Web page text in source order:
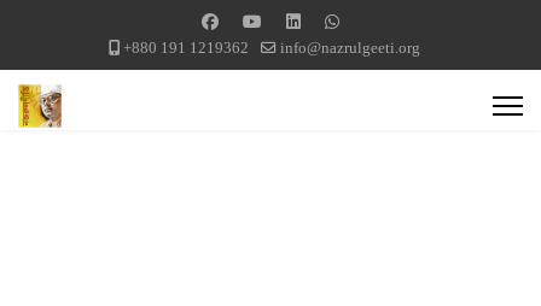
+880 191 1219362 info@nazrulgeeti.org